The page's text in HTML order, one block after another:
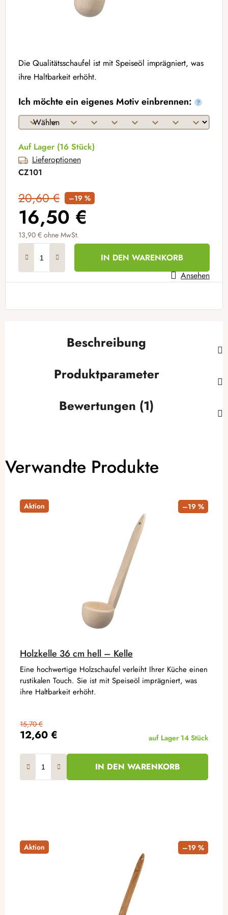
Die Qualitätsschaufel ist mit Speiseöl imprägniert, was
ihre Haltbarkeit erhöht.
Ich möchte ein eigenes Motiv einbrennen: ?
Auf Lager (16 Stück)
Lieferoptionen
CZ101
20,60 € –19 %
16,50 €
13,90 € ohne MwSt.
IN DEN WARENKORB
Ansehen
Beschreibung
Produktparameter
Bewertungen (1)
Verwandte Produkte
Aktion –19 %
Holzkelle 36 cm hell – Kelle
12,60 €
15,70 €
auf Lager 14 Stück
IN DEN WARENKORB
Eine hochwertige Holzschaufel verleiht Ihrer Küche einen
rustikalen Touch. Sie ist mit Speiseöl imprägniert, was
ihre Haltbarkeit erhöht.
Aktion –19 %